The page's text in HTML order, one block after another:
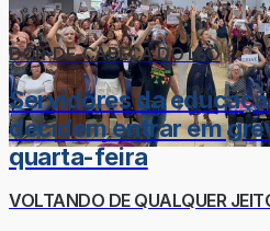
DOR-DE-CABEÇA DO LÉO
Servidores da
decidem entrar em
quarta-feira
VOLTANDO DE QUALQUER